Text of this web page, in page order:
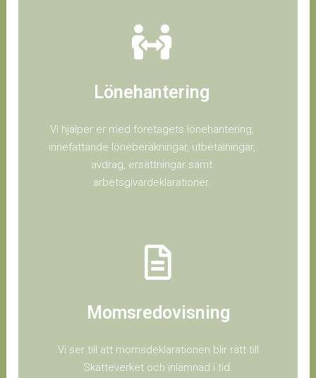
Lönehantering
Vi hjälper er med företagets lönehantering,
innefattande löneberäkningar, utbetalningar,
avdrag, ersättningar samt
arbetsgivardeklarationer.
Momsredovisning
Vi ser till att momsdeklarationen blir rätt till
Skatteverket och inlämnad i tid.